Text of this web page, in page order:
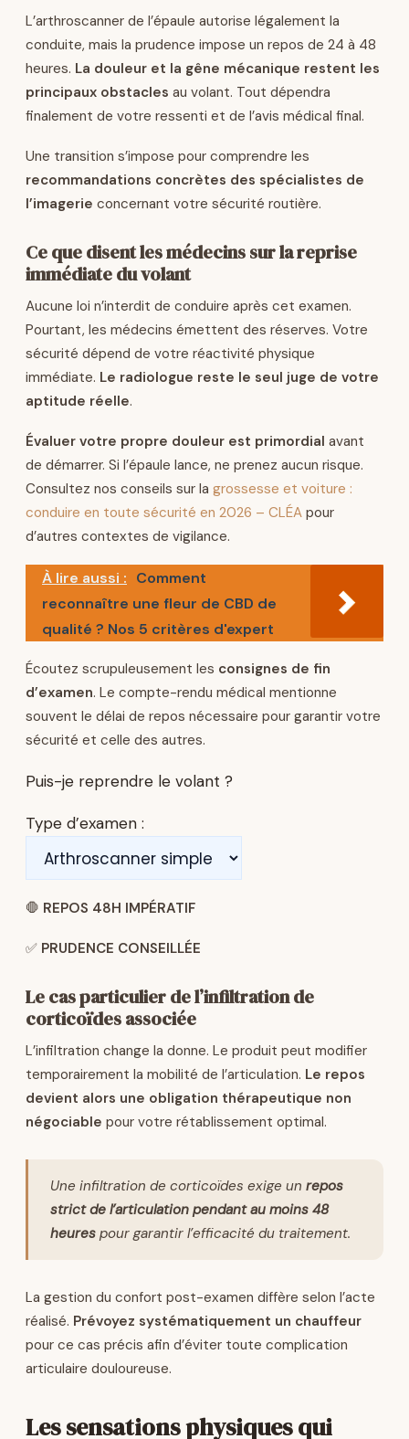
L’arthroscanner de l’épaule autorise légalement la
conduite, mais la prudence impose un repos de 24 à 48
heures. La douleur et la gêne mécanique restent les
principaux obstacles au volant. Tout dépendra
finalement de votre ressenti et de l’avis médical final.
Une transition s’impose pour comprendre les
recommandations concrètes des spécialistes de
l’imagerie concernant votre sécurité routière.
Ce que disent les médecins sur la reprise
immédiate du volant
Aucune loi n’interdit de conduire après cet examen.
Pourtant, les médecins émettent des réserves. Votre
sécurité dépend de votre réactivité physique
immédiate. Le radiologue reste le seul juge de votre
aptitude réelle.
Évaluer votre propre douleur est primordial avant
de démarrer. Si l’épaule lance, ne prenez aucun risque.
Consultez nos conseils sur la grossesse et voiture :
conduire en toute sécurité en 2026 – CLÉA pour
d’autres contextes de vigilance.
À lire aussi : Comment
reconnaître une fleur de CBD de
qualité ? Nos 5 critères d'expert
Écoutez scrupuleusement les consignes de fin
d’examen. Le compte-rendu médical mentionne
souvent le délai de repos nécessaire pour garantir votre
sécurité et celle des autres.
Puis-je reprendre le volant ?
Type d’examen :
🛑 REPOS 48H IMPÉRATIF
✅ PRUDENCE CONSEILLÉE
Le cas particulier de l’infiltration de
corticoïdes associée
L’infiltration change la donne. Le produit peut modifier
temporairement la mobilité de l’articulation. Le repos
devient alors une obligation thérapeutique non
négociable pour votre rétablissement optimal.
Une infiltration de corticoïdes exige un repos
strict de l’articulation pendant au moins 48
heures pour garantir l’efficacité du traitement.
La gestion du confort post-examen diffère selon l’acte
réalisé. Prévoyez systématiquement un chauffeur
pour ce cas précis afin d’éviter toute complication
articulaire douloureuse.
Les sensations physiques qui